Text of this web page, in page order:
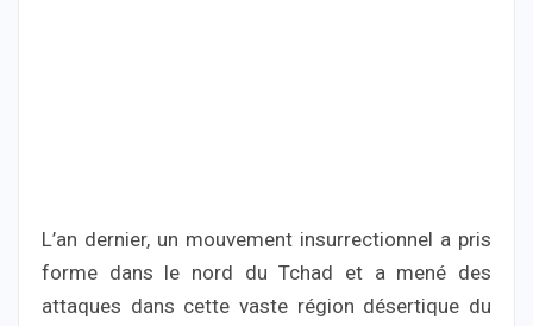
L’an dernier, un mouvement insurrectionnel a pris
forme dans le nord du Tchad et a mené des
attaques dans cette vaste région désertique du